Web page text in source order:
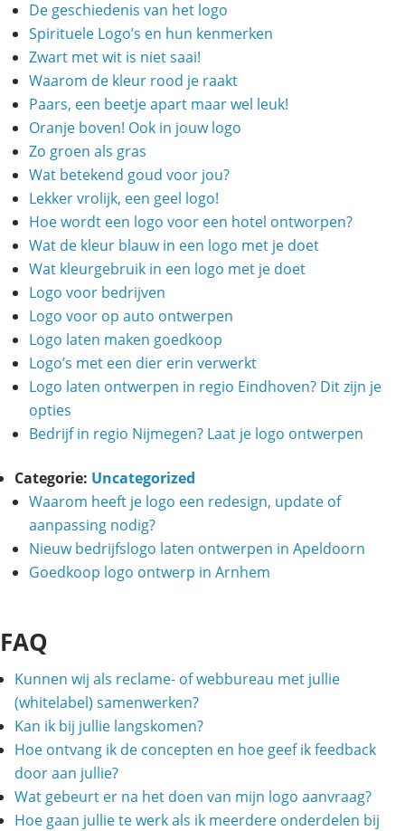
De geschiedenis van het logo
Spirituele Logo’s en hun kenmerken
Zwart met wit is niet saai!
Waarom de kleur rood je raakt
Paars, een beetje apart maar wel leuk!
Oranje boven! Ook in jouw logo
Zo groen als gras
Wat betekend goud voor jou?
Lekker vrolijk, een geel logo!
Hoe wordt een logo voor een hotel ontworpen?
Wat de kleur blauw in een logo met je doet
Wat kleurgebruik in een logo met je doet
Logo voor bedrijven
Logo voor op auto ontwerpen
Logo laten maken goedkoop
Logo’s met een dier erin verwerkt
Logo laten ontwerpen in regio Eindhoven? Dit zijn je
opties
Bedrijf in regio Nijmegen? Laat je logo ontwerpen
Categorie: Uncategorized
Waarom heeft je logo een redesign, update of
aanpassing nodig?
Nieuw bedrijfslogo laten ontwerpen in Apeldoorn
Goedkoop logo ontwerp in Arnhem
FAQ
Kunnen wij als reclame- of webbureau met jullie
(whitelabel) samenwerken?
Kan ik bij jullie langskomen?
Hoe ontvang ik de concepten en hoe geef ik feedback
door aan jullie?
Wat gebeurt er na het doen van mijn logo aanvraag?
Hoe gaan jullie te werk als ik meerdere onderdelen bij